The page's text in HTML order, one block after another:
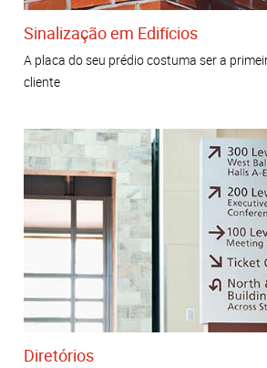
Sinalização em Edifícios
A placa do seu prédio costuma ser a
cliente
Diretórios